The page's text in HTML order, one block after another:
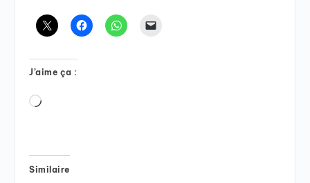
J’aime ça :
Chargement…
Similaire